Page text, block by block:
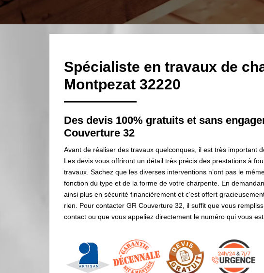
Spécialiste en travaux de
Montpezat 32220
Des devis 100% gratuits et sans
Couverture 32
Avant de réaliser des travaux quelconques, il est très important
Les devis vous offriront un détail très précis des prestations à
travaux. Sachez que les diverses interventions n’ont pas le
fonction du type et de la forme de votre charpente. En
ainsi plus en sécurité financièrement et c’est offert
rien. Pour contacter GR Couverture 32, il suffit que vous
contact ou que vous appeliez directement le numéro qui vous